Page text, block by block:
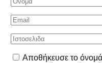
Αποθήκευσε το